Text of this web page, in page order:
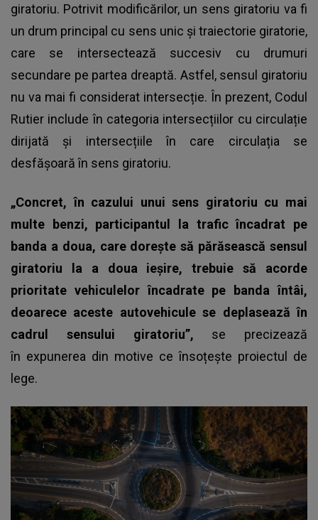
giratoriu. Potrivit modificărilor, un sens giratoriu va fi
un drum principal cu sens unic și traiectorie giratorie,
care se intersectează succesiv cu drumuri
secundare pe partea dreaptă. Astfel, sensul giratoriu
nu va mai fi considerat intersecție. În prezent, Codul
Rutier include în categoria intersecțiilor cu circulație
dirijată și intersecțiile în care circulația se
desfășoară în sens giratoriu.
„Concret, în cazului unui sens giratoriu cu mai
multe benzi, participantul la trafic încadrat pe
banda a doua, care dorește să părăsească sensul
giratoriu la a doua ieșire, trebuie să acorde
prioritate vehiculelor încadrate pe banda întâi,
deoarece aceste autovehicule se deplasează în
cadrul sensului giratoriu”, se precizează
în expunerea din motive ce însoțește proiectul de
lege.